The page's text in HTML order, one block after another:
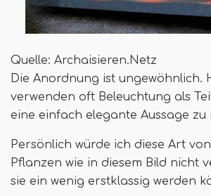
Quelle: Archaisieren.Netz
Die Anordnung ist ungewöhnlich.
verwenden oft Beleuchtung als
eine einfach elegante Aussage zu
Persönlich würde ich diese Art
Pflanzen wie in diesem Bild nicht
sie ein wenig erstklassig werden